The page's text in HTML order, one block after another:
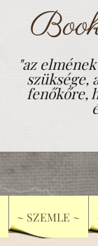
"az
szüksége,
fenőkőre,
~ SZEMLE ~